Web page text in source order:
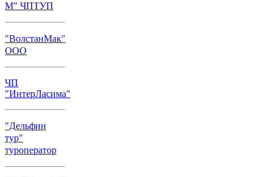
М" ЧПТУП
"ВолстанМак"
ООО
ЧП
"ИнтерЛасима"
"Дельфин
тур"
туроператор